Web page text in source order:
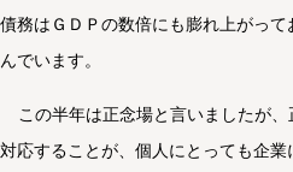
債務はＧＤＰの数倍にも膨れ上がっ
んでいます。
この半年は正念場と言いましたが
対応することが、個人にとっても企業